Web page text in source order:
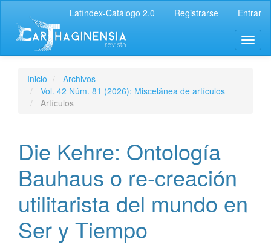
Latíndex-Catálogo 2.0 Registrarse Entrar
Inicio
Archivos
Vol. 42 Núm. 81 (2026): Miscelánea de artículos
Artículos
Die Kehre: Ontología
Bauhaus o re-creación
utilitarista del mundo en
Ser y Tiempo